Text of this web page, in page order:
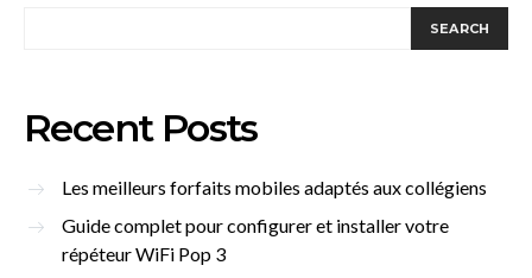
SEARCH
Recent Posts
Les meilleurs forfaits mobiles adaptés aux collégiens
Guide complet pour configurer et installer votre
répéteur WiFi Pop 3